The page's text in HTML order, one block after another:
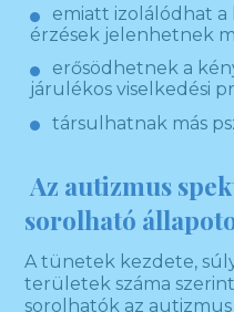
emiatt izolálódhat
érzések jelenhetnek
erősödhetnek a
járulékos viselkedési
társulhatnak más
Az autizmus
sorolható
A tünetek kezdete,
területek száma
sorolhatók az